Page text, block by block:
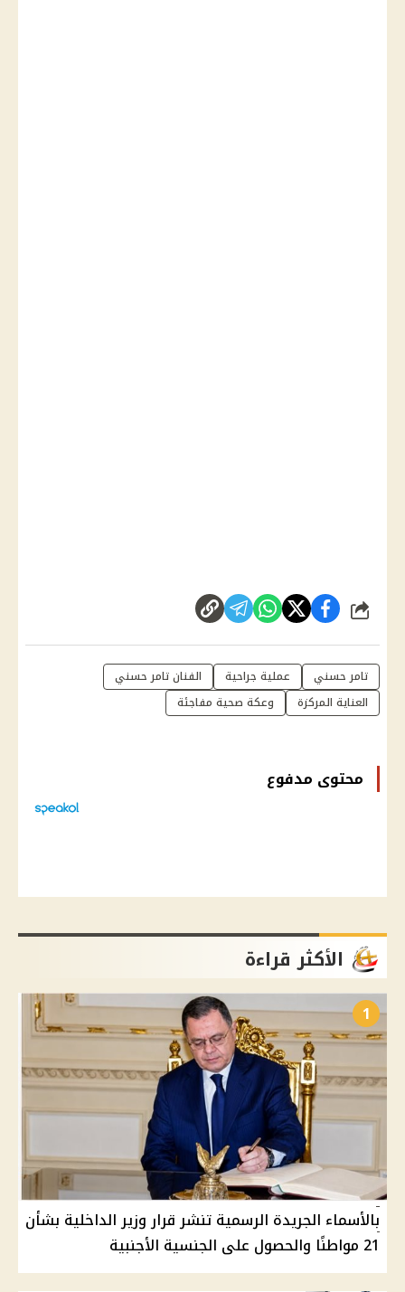
شارك
تامر حسني عملية جراحية
الفنان تامر حسني
العناية المركزة
وعكة صحية مفاجئة
محتوى مدفوع
الأكثر قراءة
1
بالأسماء الجريدة الرسمية تنشر قرار وزير الداخلية بشأن
21 مواطنًا والحصول على الجنسية الأجنبية